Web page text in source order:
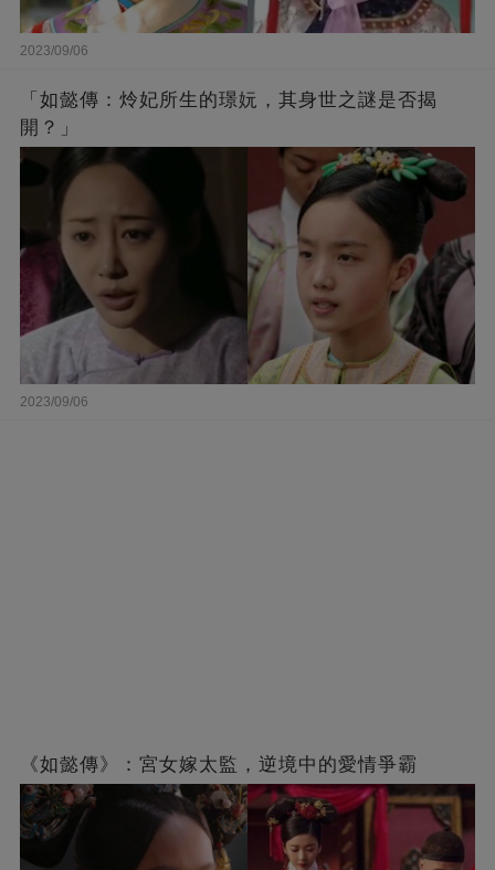
2023/09/06
「如懿傳：炩妃所生的璟妧，其身世之謎是否揭
開？」
2023/09/06
《如懿傳》：宮女嫁太監，逆境中的愛情爭霸